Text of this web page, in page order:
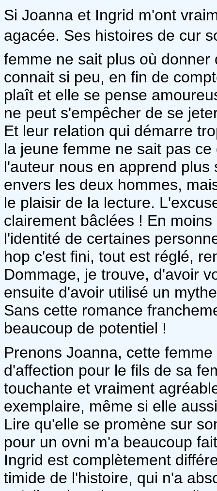
Si Joanna et Ingrid m'ont
agacée. Ses histoires de cur
femme ne sait plus où
connait si peu, en fin de
plaît et elle se pense
ne peut s'empêcher de se
Et leur relation qui démarre
la jeune femme ne sait pas
l'auteur nous en apprend
envers les deux hommes,
le plaisir de la lecture.
clairement bâclées ! En
l'identité de certaines
hop c'est fini, tout est réglé,
Dommage, je trouve, d'avoir
ensuite d'avoir utilisé un
Sans cette romance
beaucoup de potentiel !
Prenons Joanna, cette
d'affection pour le fils de sa
touchante et vraiment
exemplaire, même si elle
Lire qu'elle se promène sur
pour un ovni m'a beaucoup
Ingrid est complètement
timide de l'histoire, qui n'a